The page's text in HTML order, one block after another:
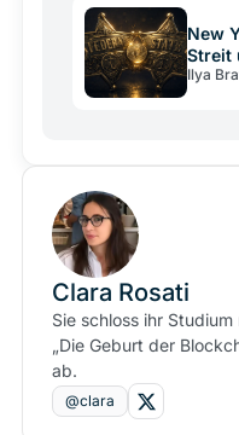
New
Streit
den
Ilya
Clara Rosati
Sie schloss ihr
„Die Geburt der
ab.
@clara